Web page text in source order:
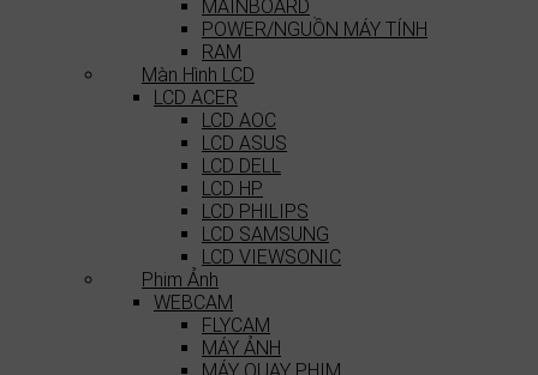
MAINBOARD
POWER/NGUỒN MÁY TÍNH
RAM
Màn Hình LCD
LCD ACER
LCD AOC
LCD ASUS
LCD DELL
LCD HP
LCD PHILIPS
LCD SAMSUNG
LCD VIEWSONIC
Phim Ảnh
WEBCAM
FLYCAM
MÁY ẢNH